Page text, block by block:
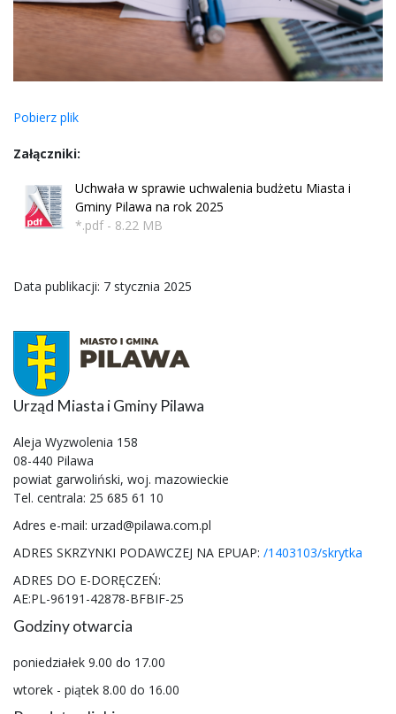
Pobierz plik
Załączniki:
Uchwała w sprawie uchwalenia budżetu Miasta i
Gminy Pilawa na rok 2025
*.pdf - 8.22 MB
Data publikacji: 7 stycznia 2025
Urząd Miasta i Gminy Pilawa
Aleja Wyzwolenia 158
08-440 Pilawa
powiat garwoliński, woj. mazowieckie
Tel. centrala: 25 685 61 10
Adres e-mail: urzad@pilawa.com.pl
ADRES SKRZYNKI PODAWCZEJ NA EPUAP: /1403103/skrytka
ADRES DO E-DORĘCZEŃ:
AE:PL-96191-42878-BFBIF-25
Godziny otwarcia
poniedziałek 9.00 do 17.00
wtorek - piątek 8.00 do 16.00